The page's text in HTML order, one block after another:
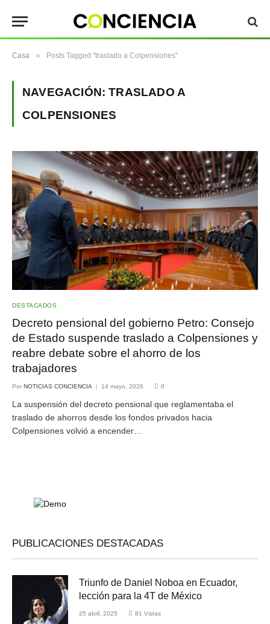
Casa » Posts Tagged "traslado a Colpensiones"
NAVEGACIÓN:TRASLADO A
COLPENSIONES
DESTACADOS
Decreto pensional del gobierno Petro: Consejo
de Estado suspende traslado a Colpensiones y
reabre debate sobre el ahorro de los
trabajadores
Por NOTICIAS CONCIENCIA 14 mayo, 2026 0
La suspensión del decreto pensional que reglamentaba el
traslado de ahorros desde los fondos privados hacia
Colpensiones volvió a encender…
PUBLICACIONES DESTACADAS
Triunfo de Daniel Noboa en Ecuador,
lección para la 4T de México
25 abril, 2025 81 Vistas